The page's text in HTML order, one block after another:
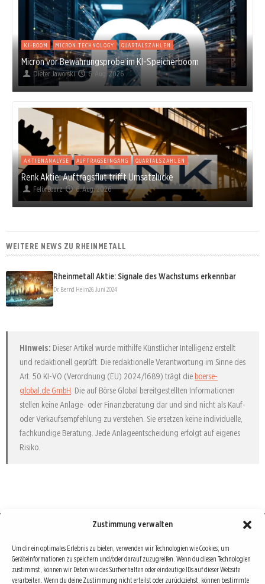
Zustimmung verwalten
Um dir ein optimales Erlebnis zu bieten, verwenden wir Technologien wie Cookies, um
Geräteinformationen zu speichern und/oder darauf zuzugreifen. Wenn du diesen Technologien
zustimmst, können wir Daten wie das Surfverhalten oder eindeutige IDs auf dieser Website
verarbeiten. Wenn du deine Zustimmung nicht erteilst oder zurückziehst, können bestimmte
KI-BOOM MICRON TECHNOLOGY QUARTALSZAHLEN
Micron vor Bewährungsprobe im KI-Speicherboom
Dieter Jaworski 6. Aug. 2026
AKTIENANALYSE AUFTRAGSEINGANG QUARTALSZAHLEN
Renk Aktie: Auftragsflut trifft Umsatzlücke
Felix Baarz 6. Aug. 2026
WEITERE NEWS ZU RHEINMETALL
Rheinmetall Aktie: Signale des Wachstums erkennbar
Dr. Bernd Heim26. Juni 2024
Hinweis: Dieser Artikel wurde mithilfe Künstlicher Intelligenz erstellt
und redaktionell geprüft. Die redaktionelle Verantwortung im Sinne des
Art. 50 KI-VO (Verordnung (EU) 2024/1689) trägt die boerse-
global.de GmbH. Die auf Börse Global bereitgestellten Informationen
stellen keine Anlage- oder Finanzberatung dar und sind nicht als Kauf-
oder Verkaufsempfehlung zu verstehen. Sie ersetzen keine individuelle,
fachkundige Beratung. Jede Anlageentscheidung erfolgt auf eigenes
Risiko.
Börse : lokal, international, global
Erfolgreiche Börsengeschäfte bedingen vor allem drei Dinge: Verlässliche Informationen,
richtige Interpretationen und unabhängige Informationsquellen. Diese drei Bausteine sind